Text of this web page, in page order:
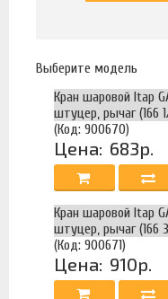
Выберите модель
Кран шаровой Itap
штуцер, рычаг (166
(Код: 900670)
Цена: 683р.
Кран шаровой Itap
штуцер, рычаг (166
(Код: 900671)
Цена: 910р.